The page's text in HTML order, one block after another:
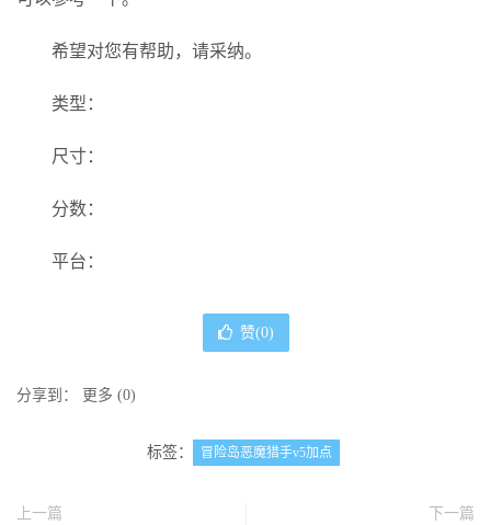
希望对您有帮助，请采纳。
类型：
尺寸：
分数：
平台：
赞(0)
分享到： 更多 (0)
标签： 冒险岛恶魔猎手v5加点
上一篇
下一篇